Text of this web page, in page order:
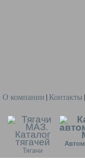
О компании Контакты
Тягачи